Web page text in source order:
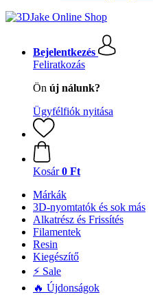
Bejelentkezés
Feliratkozás
Ön új nálunk?
Ügyfélfiók nyitása
Kosár 0 Ft
Márkák
3D-nyomtatók és sok más
Alkatrész és Frissítés
Filamentek
Resin
Kiegészítő
⚡ Sale
🔥 Újdonságok